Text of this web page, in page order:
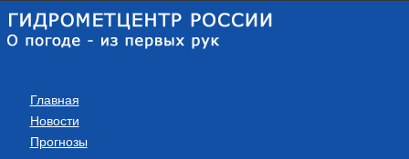
Главная
Новости
Прогнозы